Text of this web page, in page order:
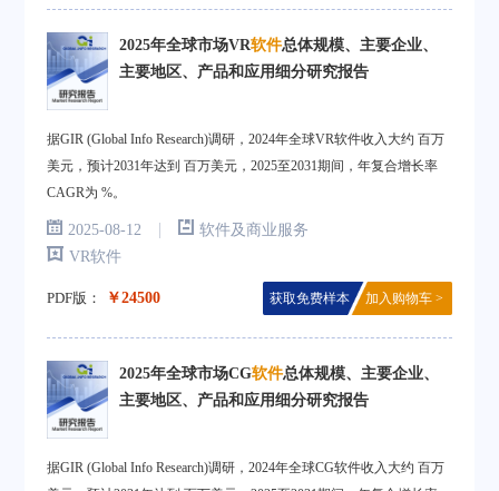
2025年全球市场VR软件总体规模、主要企业、
主要地区、产品和应用细分研究报告
据GIR (Global Info Research)调研，2024年全球VR软件收入大约 百万
美元，预计2031年达到 百万美元，2025至2031期间，年复合增长率
CAGR为 %。
2025-08-12 |
软件及商业服务
VR软件
PDF版： ￥24500 获取免费样本 加入购物车 >
2025年全球市场CG软件总体规模、主要企业、
主要地区、产品和应用细分研究报告
据GIR (Global Info Research)调研，2024年全球CG软件收入大约 百万